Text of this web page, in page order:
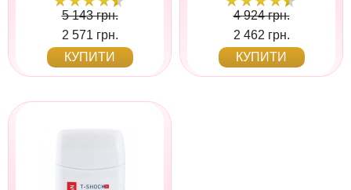
5 143 грн.
2 571 грн.
КУПИТИ
4 924 грн.
2 462 грн.
КУПИТИ